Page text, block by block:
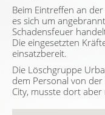
Beim Eintreffen an
es sich um
Schadensfeuer
Die eingesetzten
einsatzbereit.
Die Löschgruppe
dem Personal von
City, musste dort